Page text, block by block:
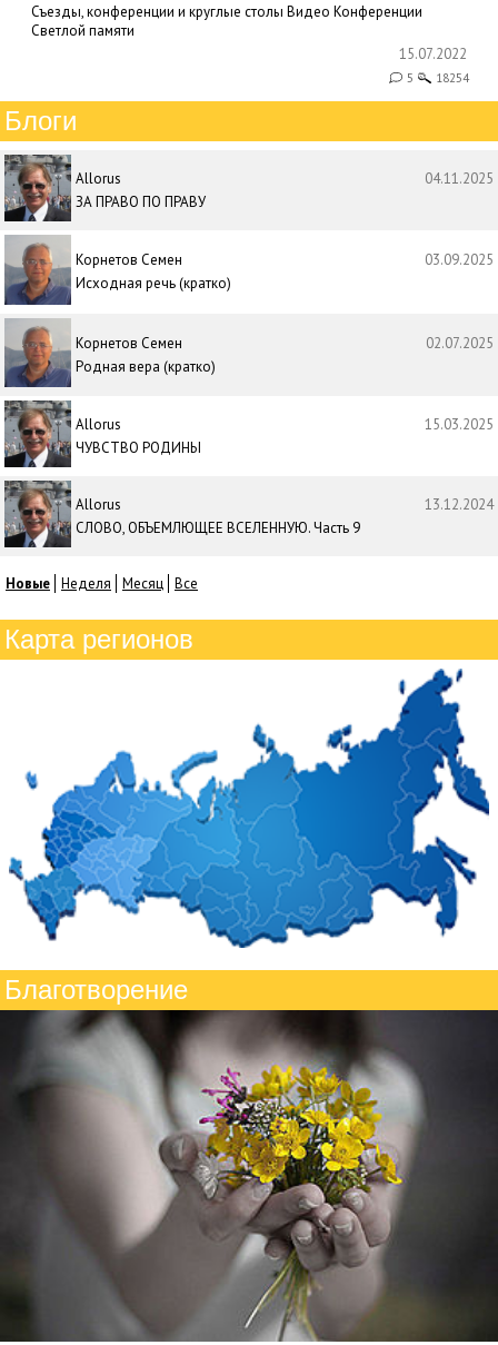
Съезды, конференции и круглые столы Видео Конференции
Светлой памяти
15.07.2022
5 18254
Блоги
Allorus
04.11.2025
ЗА ПРАВО ПО ПРАВУ
Корнетов Семен
03.09.2025
Исходная речь (кратко)
Корнетов Семен
02.07.2025
Родная вера (кратко)
Allorus
15.03.2025
ЧУВСТВО РОДИНЫ
Allorus
13.12.2024
СЛОВО, ОБЪЕМЛЮЩЕЕ ВСЕЛЕННУЮ. Часть 9
Новые Неделя Месяц Все
Карта регионов
Благотворение